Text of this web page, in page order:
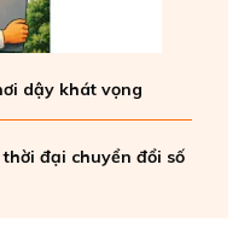
dậy khát vọng
đại chuyển đổi số